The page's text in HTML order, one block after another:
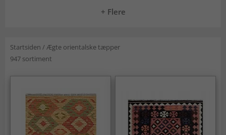
+ Flere
Startsiden /Ægte orientalske tæpper
947 sortiment